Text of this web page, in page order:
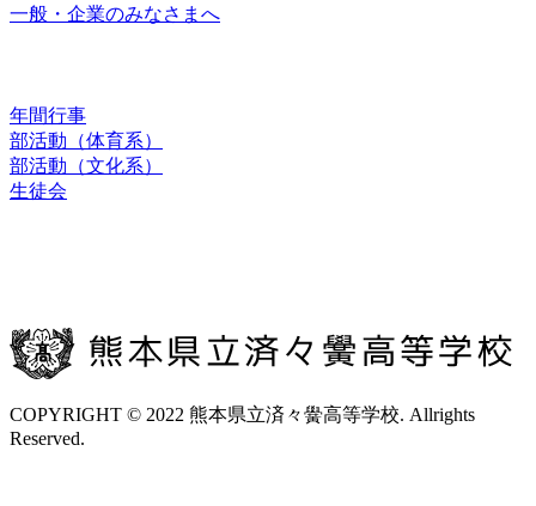
一般・企業のみなさまへ
年間行事
部活動（体育系）
部活動（文化系）
生徒会
COPYRIGHT © 2022 熊本県立済々黌高等学校. Allrights
Reserved.